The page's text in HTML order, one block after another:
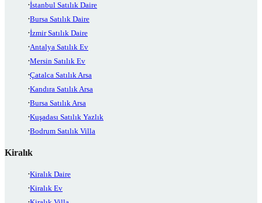
İstanbul Satılık Daire
Bursa Satılık Daire
İzmir Satılık Daire
Antalya Satılık Ev
Mersin Satılık Ev
Çatalca Satılık Arsa
Kandıra Satılık Arsa
Bursa Satılık Arsa
Kuşadası Satılık Yazlık
Bodrum Satılık Villa
Kiralık
Kiralık Daire
Kiralık Ev